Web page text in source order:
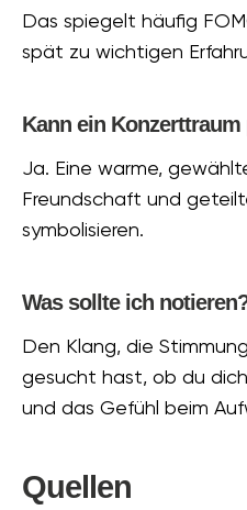
Das spiegelt häufig
spät zu wichtigen
Kann ein
Ja. Eine warme,
Freundschaft und
symbolisieren.
Was sollte ich
Den Klang, die
gesucht hast, ob du
und das Gefühl beim
Quellen